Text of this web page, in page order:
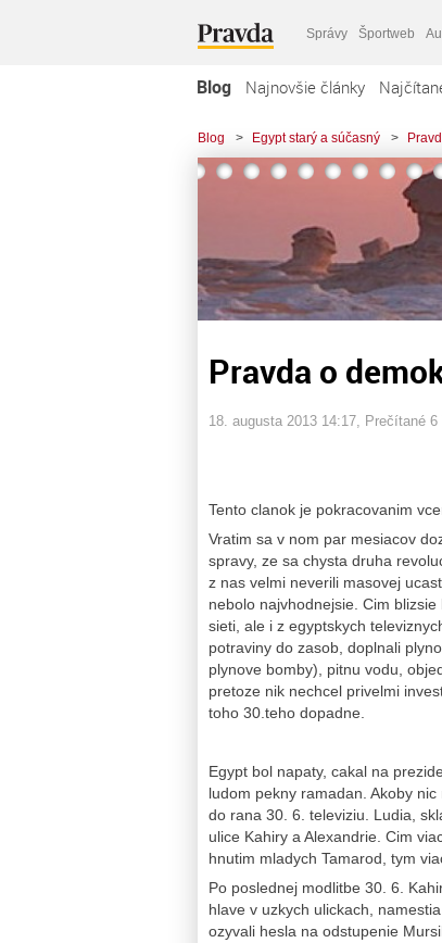
Správy Športweb
Blog Najnovšie články
Blog > Egypt starý a súčasný >
Pravda o
18. augusta 2013 14:17 , Prečítané 6
Tento clanok je pokracovanim
Vratim sa v nom par mesiacov
spravy, ze sa chysta druha
z nas velmi neverili masovej
nebolo najvhodnejsie. Cim
sieti, ale i z egyptskych
potraviny do zasob, doplnali
plynove bomby), pitnu vodu,
pretoze nik nechcel privelmi
toho 30.teho dopadne.
Egypt bol napaty, cakal na
ludom pekny ramadan. Akoby
do rana 30. 6. televiziu. Ludia,
ulice Kahiry a Alexandrie. Cim
hnutim mladych Tamarod, tym
Po poslednej modlitbe 30. 6.
hlave v uzkych ulickach,
ozyvali hesla na odstupenie